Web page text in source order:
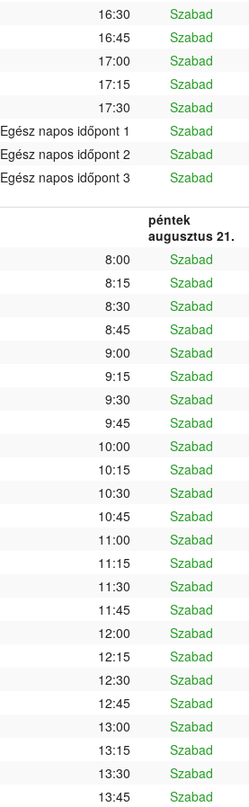
16:30
Szabad
16:45
Szabad
17:00
Szabad
17:15
Szabad
17:30
Szabad
Egész napos időpont 1
Szabad
Egész napos időpont 2
Szabad
Egész napos időpont 3
Szabad
péntek
augusztus 21.
8:00
Szabad
8:15
Szabad
8:30
Szabad
8:45
Szabad
9:00
Szabad
9:15
Szabad
9:30
Szabad
9:45
Szabad
10:00
Szabad
10:15
Szabad
10:30
Szabad
10:45
Szabad
11:00
Szabad
11:15
Szabad
11:30
Szabad
11:45
Szabad
12:00
Szabad
12:15
Szabad
12:30
Szabad
12:45
Szabad
13:00
Szabad
13:15
Szabad
13:30
Szabad
13:45
Szabad